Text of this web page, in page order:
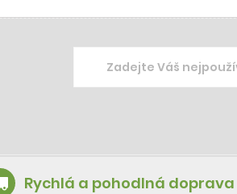
Rychlá a pohodlná doprava